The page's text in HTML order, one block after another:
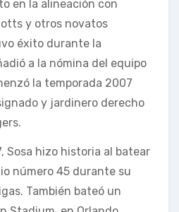
en la alineación con
y otros novatos
éxito durante la
a la nómina del equipo
la temporada 2007
y jardinero derecho
Sosa hizo historia al batear
número 45 durante su
También bateó un